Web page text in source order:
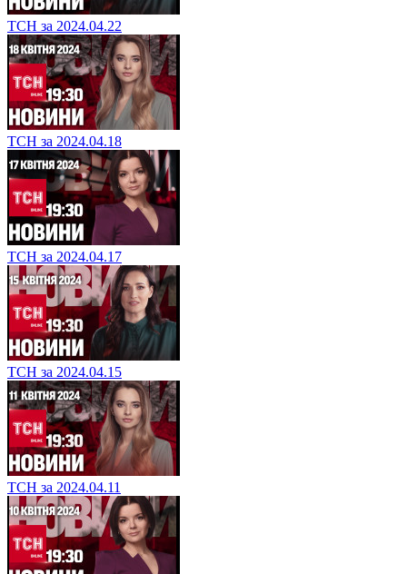
ТСН за 2024.04.22
ТСН за 2024.04.18
ТСН за 2024.04.17
ТСН за 2024.04.15
ТСН за 2024.04.11